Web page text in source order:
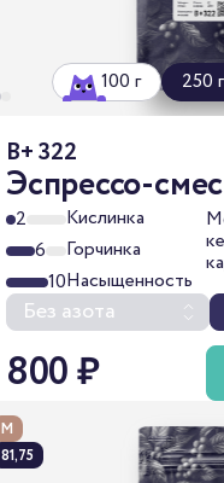
100 г 250 г
B+ 322
Эспрессо-
2
Кислинка
6
Горчинка
10Насыщенность
Без азота
800 ₽
М
81,75